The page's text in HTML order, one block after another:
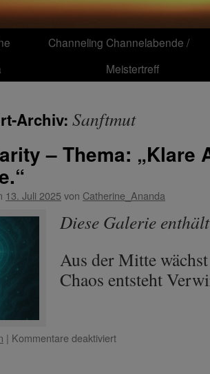
Channeling Channelabende /
Meistertreff
Archiv: Sanftmut
– Thema: „Klare
13. Juli 2025 von Catherine_Ananda
Diese Galerie
Aus der Mitte
Chaos entsteht
| Kommentare deaktiviertfür